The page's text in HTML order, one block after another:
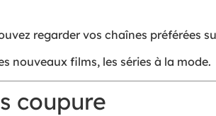
regarder vos chaînes préférées
nouveaux films, les séries à la mode.
coupure